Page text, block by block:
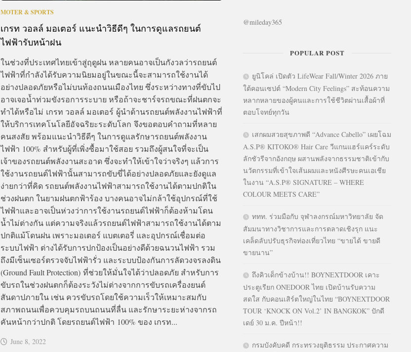
MOTER & SPORTS
เกรท วอลล์ มอเตอร์ แนะนำวิธีดีๆ ในการดูแลรถยนต์
ไฟฟ้ารับหน้าฝน
ในช่วงที่ประเทศไทยเข้าสู่ฤดูฝน หลายคนอาจเป็นกังวลว่ารถยนต์
ไฟฟ้าที่กำลังได้รับความนิยมอยู่ในขณะนี้จะสามารถใช้งานได้
อย่างปลอดภัยหรือไม่บนท้องถนนเมืองไทย ซึ่งระหว่างทางที่ขับไป
อาจเจอน้ำท่วมขังรอการระบาย หรือถ้าจะชาร์จรถขณะที่ฝนตกจะ
ทำได้หรือไม่ เกรท วอลล์ มอเตอร์ ผู้นำด้านรถยนต์พลังงานไฟฟ้าที่
ให้บริการเทคโนโลยีอัจฉริยะระดับโลก จึงขอตอบคำถามที่หลาย
คนสงสัย พร้อมแนะนำวิธีดีๆ ในการดูแลรักษารถยนต์พลังงาน
ไฟฟ้า 100% สำหรับผู้ที่เพิ่งซื้อมาใช้สอย รวมถึงผู้สนใจที่จะเป็น
เจ้าของรถยนต์พลังงานสะอาด ซึ่งจะทำให้เข้าใจว่าจริงๆ แล้วการ
ใช้งานรถยนต์ไฟฟ้านั้นสามารถขับขี่ได้อย่างปลอดภัยและยังดูแล
ง่ายกว่าที่คิด รถยนต์พลังงานไฟฟ้าสามารถใช้งานได้ตามปกติใน
ช่วงฝนตก ในยามฝนตกฟ้าร้อง บางคนอาจไม่กล้าใช้อุปกรณ์ที่ใช้
ไฟฟ้าและอาจเป็นห่วงว่าการใช้งานรถยนต์ไฟฟ้าก็ต้องห้ามโดน
น้ำไม่ต่างกัน แต่ความจริงแล้วรถยนต์ไฟฟ้าสามารถใช้งานได้ตาม
ปกติแม้โดนฝน เพราะมอเตอร์ แบตเตอรี่ และอุปกรณ์เชื่อมต่อ
ระบบไฟฟ้า ต่างได้รับการปกป้องเป็นอย่างดีด้วยฉนวนไฟฟ้า รวม
ถึงมีเซ็นเซอร์ตรวจจับไฟฟ้ารั่ว และระบบป้องกันการลัดวงจรลงดิน
(Ground Fault Protection) ที่ช่วยให้มั่นใจได้ว่าปลอดภัย สำหรับการ
ขับรถในช่วงฝนตกก็ต้องระวังไม่ต่างจากการขับรถเครื่องยนต์
สันดาปภายใน เช่น ควรขับรถโดยใช้ความเร็วให้เหมาะสมกับ
สภาพถนนเพื่อควบคุมรถบนถนนที่ลื่น และรักษาระยะห่างจากรถ
คันหน้ากว่าปกติ โดยรถยนต์ไฟฟ้า 100% ของ เกรท...
June 8, 2022
@mileday365
POPULAR POST
ยูนิโคล่ เปิดตัว LifeWear Fall/Winter 2026 ภาย
ใต้คอนเซปต์ “Modern City Feelings” สะท้อนความ
หลากหลายของผู้คนและการใช้ชีวิตผ่านเสื้อผ้าที่
ตอบโจทย์ทุกวัน
เสกผมสวยสุขภาพดี “Advance Cabello” เผยโฉม
A.S.P® KITOKO® Hair Care วีแกนแฮร์แคร์ระดับ
ลักชัวรีจากอังกฤษ ผสานพลังจากธรรมชาติเข้ากับ
นวัตกรรมที่เข้าใจเส้นผมและหนังศีรษะคนเอเชีย
ในงาน “A.S.P® SIGNATURE – WHERE
COLOUR MEETS CARE”
ททท. ร่วมมือกับ จุฬาลงกรณ์มหาวิทยาลัย จัด
สัมมนาทางวิชาการและการตลาดเชิงรุก แนะ
เคล็ดลับปรับธุรกิจท่องเที่ยวไทย “ขายได้ ขายดี
ขายนาน”
ถึงคิวเด็กข้างบ้าน!! BOYNEXTDOOR เคาะ
ประตูเรียก ONEDOOR ไทย เปิดบ้านรับความ
สดใส กับคอนเสิร์ตใหญ่ในไทย “BOYNEXTDOOR
TOUR ‘KNOCK ON Vol.2’ IN BANGKOK” ปักดี
เดย์ 30 ม.ค. ปีหน้า!!
กรมบังคับคดี กระทรวงยุติธรรม ประกาศความ